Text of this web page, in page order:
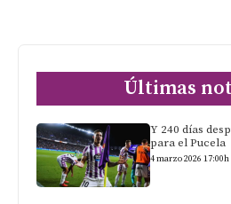
Últimas
Y 240 días
para el Pucela
4 marzo 2026 17:00h